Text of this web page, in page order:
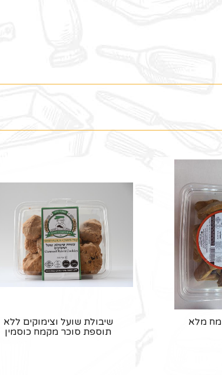
מלא
שיבולת שועל וצימוקים ללא
תוספת סוכר מקמח כוסמין